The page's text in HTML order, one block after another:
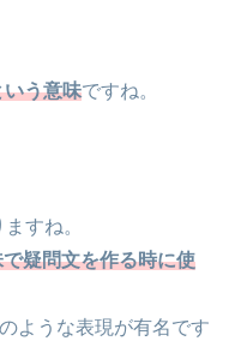
いう意味ですね。
すね。
疑問文を作る時に使
ような表現が有名です